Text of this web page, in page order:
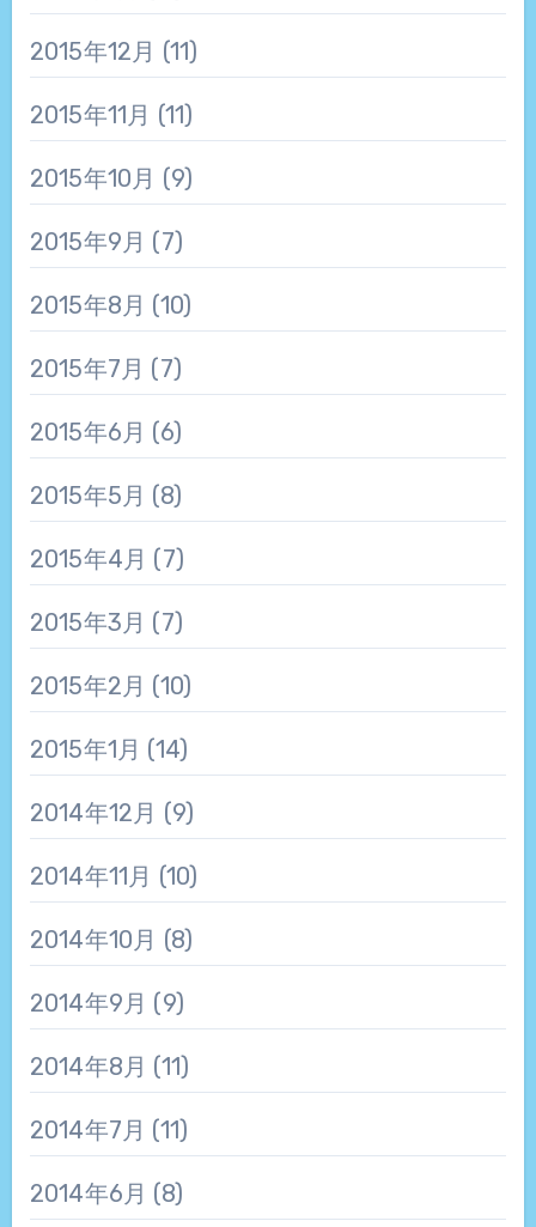
2015年12月 (11)
2015年11月 (11)
2015年10月 (9)
2015年9月 (7)
2015年8月 (10)
2015年7月 (7)
2015年6月 (6)
2015年5月 (8)
2015年4月 (7)
2015年3月 (7)
2015年2月 (10)
2015年1月 (14)
2014年12月 (9)
2014年11月 (10)
2014年10月 (8)
2014年9月 (9)
2014年8月 (11)
2014年7月 (11)
2014年6月 (8)